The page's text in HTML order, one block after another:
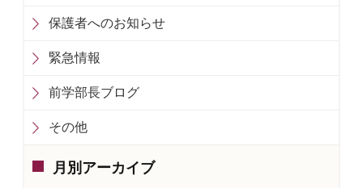
保護者へのお知らせ
緊急情報
前学部長ブログ
その他
月別アーカイブ